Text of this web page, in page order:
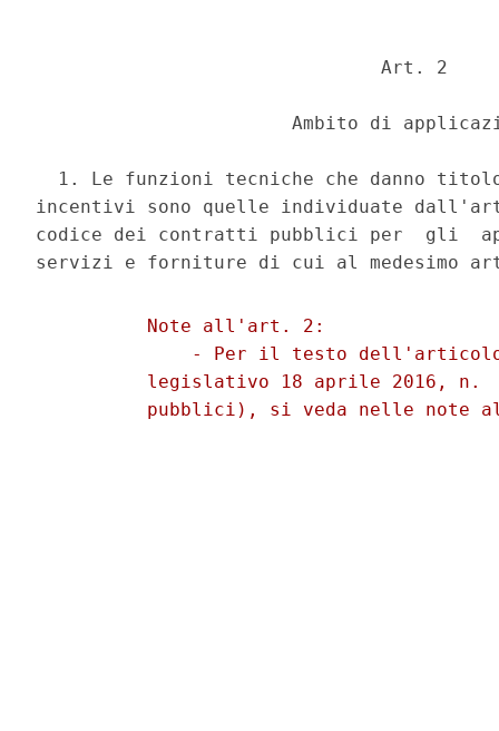
                               Art. 2
Ambito di
1. Le funzioni tecniche che danno
incentivi sono quelle individuate
codice dei contratti pubblici per  gli
          Note all'art. 2:
- Per il testo
legislativo 18 aprile 2016, n.